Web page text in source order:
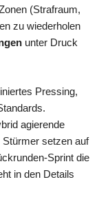
(Strafraum,
zu wiederholen
unter Druck
Pressing,
agierende
setzen auf
Sprint die
in den Details